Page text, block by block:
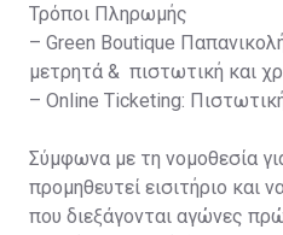
Τρόποι Πληρωμής
– Green Boutique
μετρητά & πιστωτική και
– Online Ticketing:
Σύμφωνα με τη νομοθεσία
προμηθευτεί εισιτήριο και
που διεξάγονται αγώνες